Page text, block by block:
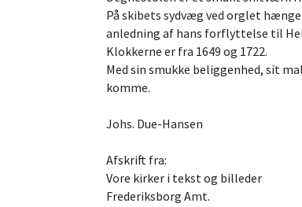
På skibets sydvæg ved orglet
anledning af hans forflyttelse til
Klokkerne er fra 1649 og 1722.
Med sin smukke beliggenhed, sit
komme.
Johs. Due-Hansen
Afskrift fra:
Vore kirker i tekst og billeder
Frederiksborg Amt.